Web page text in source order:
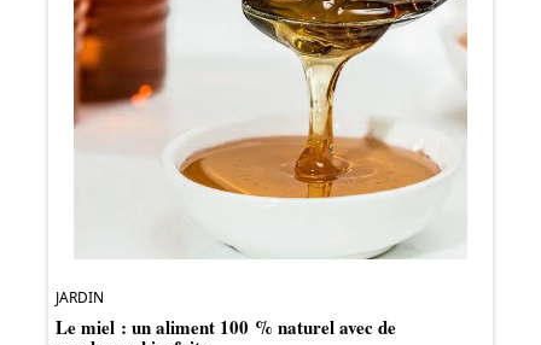
JARDIN
Le miel : un aliment 100 % naturel avec de